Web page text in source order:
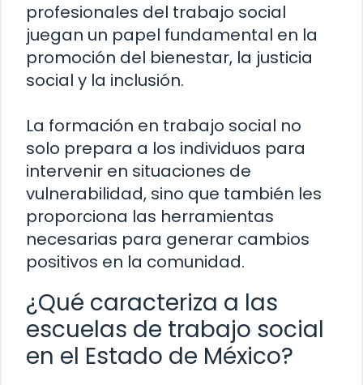
profesionales del trabajo social
juegan un papel fundamental en la
promoción del bienestar, la justicia
social y la inclusión.
La formación en trabajo social no
solo prepara a los individuos para
intervenir en situaciones de
vulnerabilidad, sino que también les
proporciona las herramientas
necesarias para generar cambios
positivos en la comunidad.
¿Qué caracteriza a las
escuelas de trabajo social
en el Estado de México?